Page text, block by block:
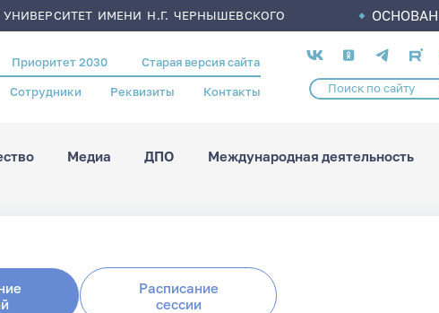
ИМЕНИ Н.Г. ЧЕРНЫШЕВСКОГО ОСНОВАН
Приоритет 2030 Старая версия сайта
Сотрудники Реквизиты Контакты
Социальные
сети
Медиа ДПО Международная деятельность
Расписание
сессии